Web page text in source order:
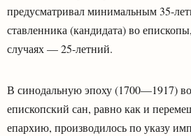
предусматривал минимальным 35-
ставленника (кандидата) во
случаях — 25-летний.
В синодальную эпоху (1700—1917)
епископский сан, равно как и
епархию, производилось по указу